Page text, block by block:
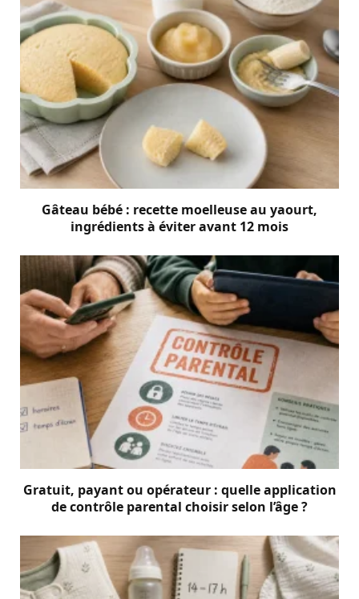
Gâteau bébé : recette moelleuse au yaourt,
ingrédients à éviter avant 12 mois
Gratuit, payant ou opérateur : quelle application
de contrôle parental choisir selon l’âge ?